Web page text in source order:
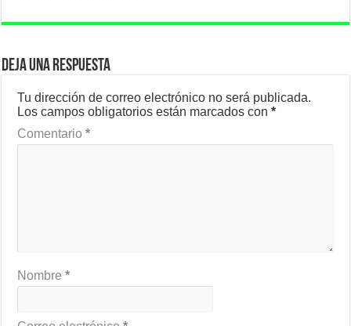
Deja una respuesta
Tu dirección de correo electrónico no será publicada.
Los campos obligatorios están marcados con*
Comentario*
Nombre*